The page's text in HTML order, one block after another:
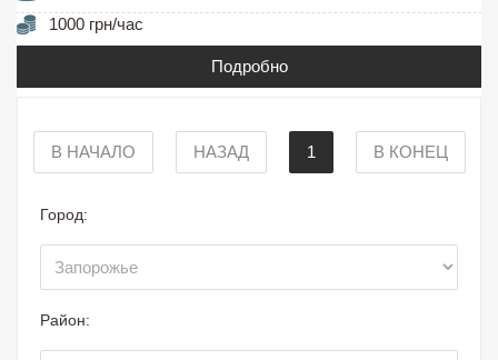
1000 грн/час
Подробно
В НАЧАЛО НАЗАД 1 В КОНЕЦ
Город:
Район: